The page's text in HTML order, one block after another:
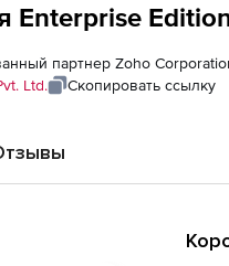
партнер Zoho
Ltd. Скопировать ссылку